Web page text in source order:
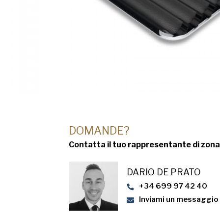
DOMANDE?
Contatta il tuo rappresentante di
DARIO DE PRATO
+34 699 97 42 40
Inviami un messaggio